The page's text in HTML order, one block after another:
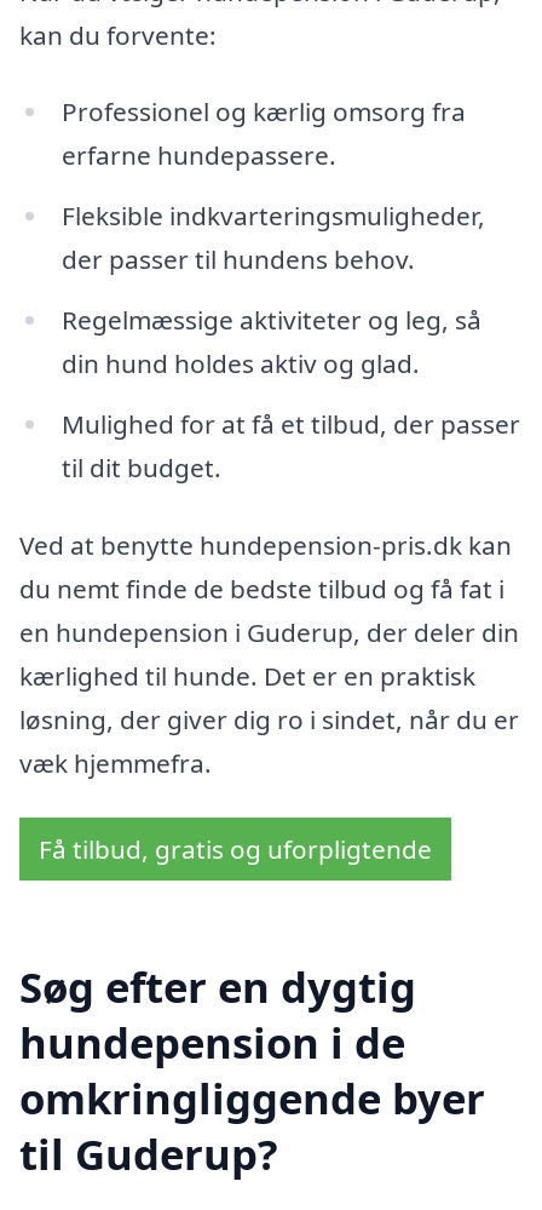
kan du forvente:
Professionel og kærlig omsorg fra
erfarne hundepassere.
Fleksible indkvarteringsmuligheder,
der passer til hundens behov.
Regelmæssige aktiviteter og leg, så
din hund holdes aktiv og glad.
Mulighed for at få et tilbud, der passer
til dit budget.
Ved at benytte hundepension-pris.dk kan
du nemt finde de bedste tilbud og få fat i
en hundepension i Guderup, der deler din
kærlighed til hunde. Det er en praktisk
løsning, der giver dig ro i sindet, når du er
væk hjemmefra.
Få tilbud, gratis og uforpligtende
Søg efter en dygtig
hundepension i de
omkringliggende byer
til Guderup?